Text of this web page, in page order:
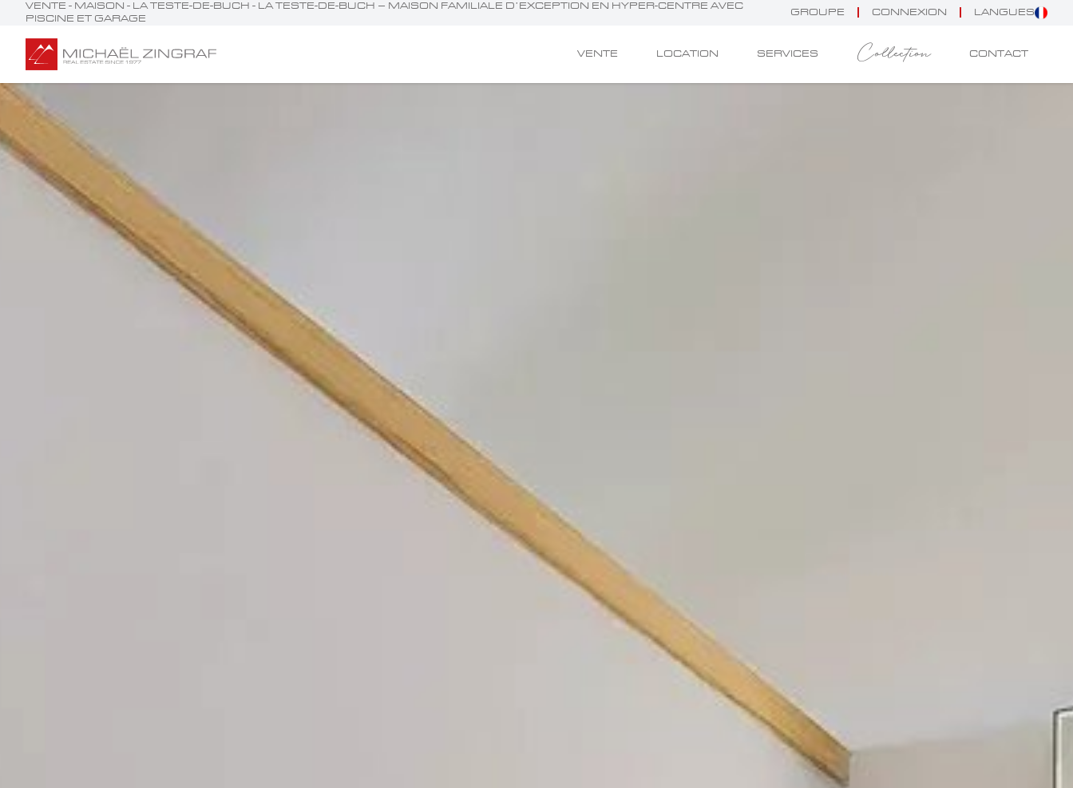
VENTE - MAISON - LA TESTE-DE-BUCH - LA TESTE-DE-BUCH – MAISON FAMILIALE D’EXCEPTION EN HYPER-CENTRE AVEC
PISCINE ET GARAGE
GROUPE CONNEXION LANGUES
VENTE LOCATION SERVICES Collection CONTACT